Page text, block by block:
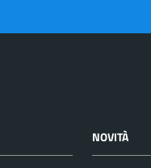
NOVITÀ